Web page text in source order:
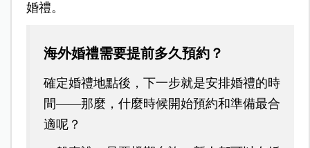
婚禮。
海外婚禮需要提前多久預約？
確定婚禮地點後，下一步就是安排婚禮的時
間——那麼，什麼時候開始預約和準備最合
適呢？